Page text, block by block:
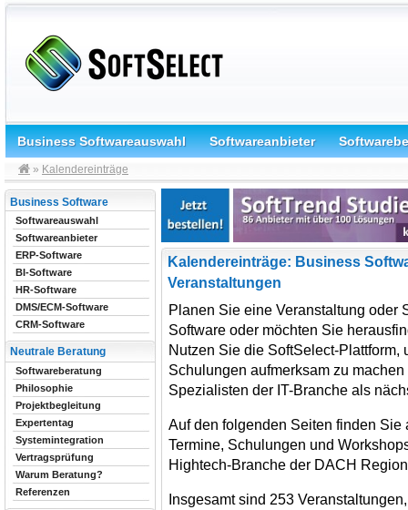
Business Softwareauswahl Softwareanbieter
» Kalendereinträge
Kalendereinträge: Business
Veranstaltungen
Planen Sie eine Veranstaltung oder
Software oder möchten Sie
Nutzen Sie die SoftSelect-Plattform,
Schulungen aufmerksam zu
Spezialisten der IT-Branche als
Auf den folgenden Seiten finden
Termine, Schulungen und
Hightech-Branche der DACH
Insgesamt sind 253
Business Software
Softwareauswahl
Softwareanbieter
ERP-Software
BI-Software
HR-Software
DMS/ECM-Software
CRM-Software
Neutrale Beratung
Softwareberatung
Philosophie
Projektbegleitung
Expertentag
Systemintegration
Vertragsprüfung
Warum Beratung?
Referenzen